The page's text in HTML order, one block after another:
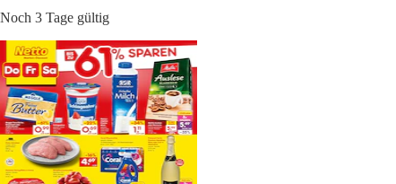
Noch 3 Tage gültig